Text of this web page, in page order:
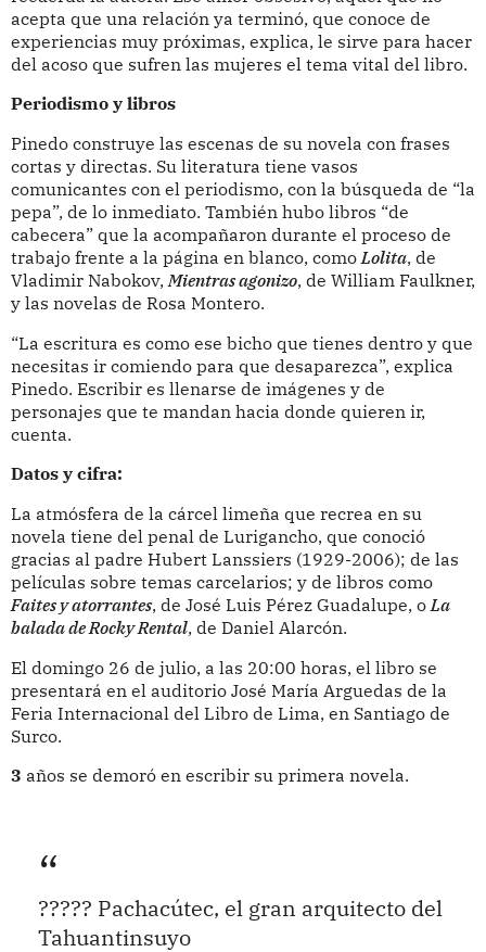
acepta que una relación ya terminó, que conoce de
experiencias muy próximas, explica, le sirve para hacer
del acoso que sufren las mujeres el tema vital del libro.
Periodismo y libros
Pinedo construye las escenas de su novela con frases
cortas y directas. Su literatura tiene vasos
comunicantes con el periodismo, con la búsqueda de “la
pepa”, de lo inmediato. También hubo libros “de
cabecera” que la acompañaron durante el proceso de
trabajo frente a la página en blanco, comoLolita, de
Vladimir Nabokov,Mientras agonizo, de William Faulkner,
y las novelas de Rosa Montero.
“La escritura es como ese bicho que tienes dentro y que
necesitas ir comiendo para que desaparezca”, explica
Pinedo. Escribir es llenarse de imágenes y de
personajes que te mandan hacia donde quieren ir,
cuenta.
Datos y cifra:
La atmósfera de la cárcel limeña que recrea en su
novela tiene del penal de Lurigancho, que conoció
gracias al padre Hubert Lanssiers (1929-2006); de las
películas sobre temas carcelarios; y de libros como
Faites y atorrantes, de José Luis Pérez Guadalupe, oLa
balada de Rocky Rental, de Daniel Alarcón.
El domingo 26 de julio, a las 20:00 horas, el libro se
presentará en el auditorio José María Arguedas de la
Feria Internacional del Libro de Lima, en Santiago de
Surco.
3 años se demoró en escribir su primera novela.
????? Pachacútec, el gran arquitecto del
Tahuantinsuyo